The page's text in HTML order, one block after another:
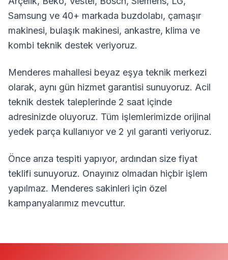
Samsung ve 40+ markada buzdolabı, çamaşır
makinesi, bulaşık makinesi, ankastre, klima ve
kombi teknik destek veriyoruz.
Menderes mahallesi beyaz eşya teknik merkezi
olarak, aynı gün hizmet garantisi sunuyoruz. Acil
teknik destek taleplerinde 2 saat içinde
adresinizde oluyoruz. Tüm işlemlerimizde orijinal
yedek parça kullanıyor ve 2 yıl garanti veriyoruz.
Önce arıza tespiti yapıyor, ardından size fiyat
teklifi sunuyoruz. Onayınız olmadan hiçbir işlem
yapılmaz. Menderes sakinleri için özel
kampanyalarımız mevcuttur.